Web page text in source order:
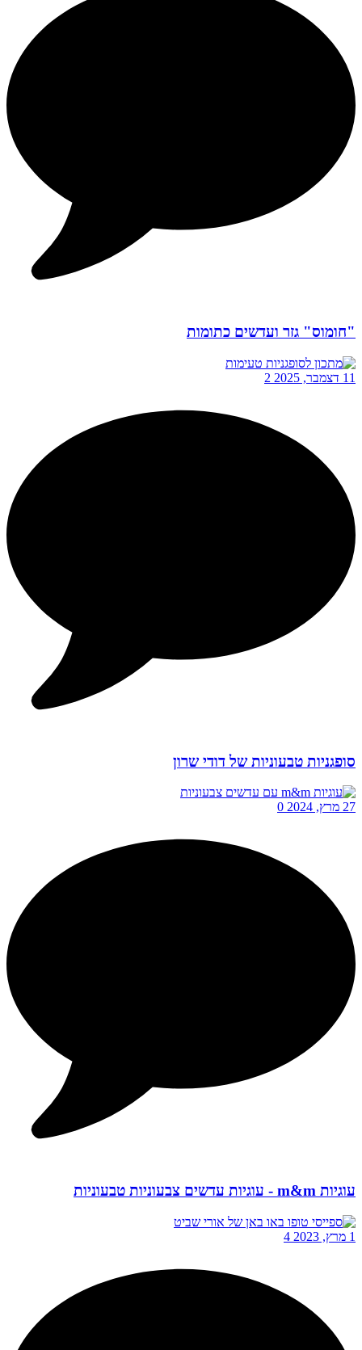
"חומוס" גזר ועדשים כתומות
11 דצמבר, 2025 2
סופגניות טבעוניות של דודי שרון
27 מרץ, 2024 0
עוגיות m&m - עוגיות עדשים צבעוניות טבעוניות
1 מרץ, 2023 4